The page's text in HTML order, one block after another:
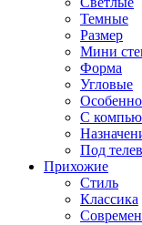
Темные
Размер
Мини
Форма
Угловые
С
Под
Прихожие
Стиль
Классика